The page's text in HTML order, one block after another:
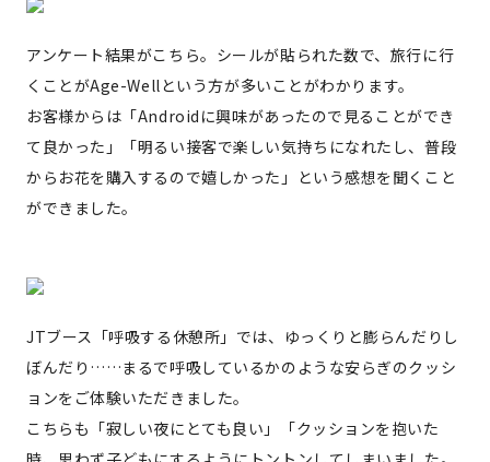
アンケート結果がこちら。シールが貼られた数で、旅行に行
くことがAge-Wellという方が多いことがわかります。
お客様からは「Androidに興味があったので見ることができ
て良かった」「明るい接客で楽しい気持ちになれたし、普段
からお花を購入するので嬉しかった」という感想を聞くこと
ができました。
JTブース「呼吸する休憩所」では、ゆっくりと膨らんだりし
ぼんだり……まるで呼吸しているかのような安らぎのクッシ
ョンをご体験いただきました。
こちらも「寂しい夜にとても良い」「クッションを抱いた